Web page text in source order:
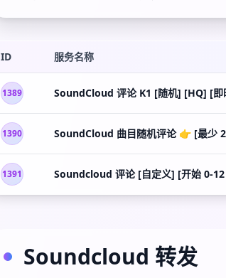
ID 服务名称
1389 SoundCloud 评论 K1 [随机] [HQ] [
1390 SoundCloud 曲目随机评论 👉 [最少
1391 Soundcloud 评论 [自定义] [开始 0-
Soundcloud 转发